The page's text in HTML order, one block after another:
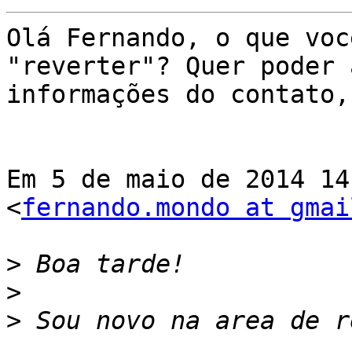
Olá Fernando, o que
"reverter"? Quer
informações do contato,
Em 5 de maio de 2014
<fernando.mondo at
>
>
> Sou novo na area de